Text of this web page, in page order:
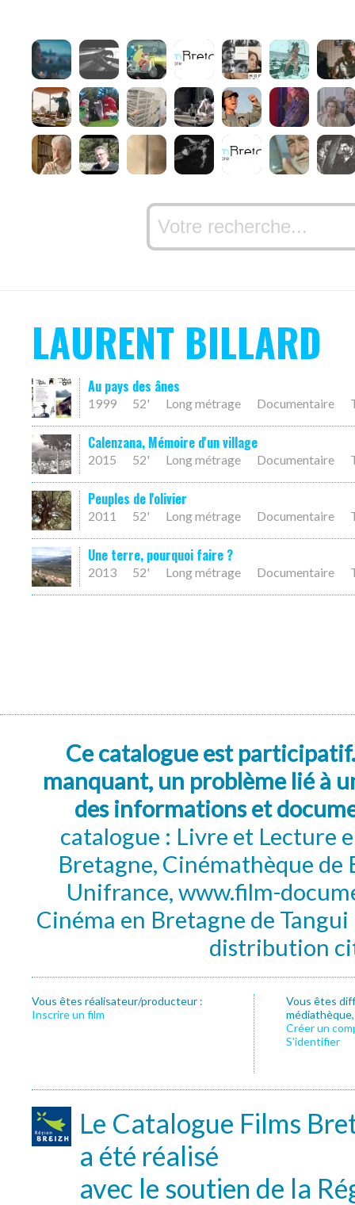
LAURENT BILLARD
Au pays des ânes
1999 52' Long métrage Documentaire
Calenzana, Mémoire d'un village
2015 52' Long métrage Documentaire
Peuples de l'olivier
2011 52' Long métrage Documentaire
Une terre, pourquoi faire ?
2013 52' Long métrage Documentaire
Ce catalogue est
manquant, un problème lié à
des informations et
catalogue : Livre et Lecture
Bretagne, Cinémathèque de
Unifrance, www.film-
Cinéma en Bretagne de
distribution
Vous êtes réalisateur/producteur :
Inscrire un film
Vous êtes
Créer un
S’identifier
Le Catalogue Films
a été réalisé
avec le soutien de la